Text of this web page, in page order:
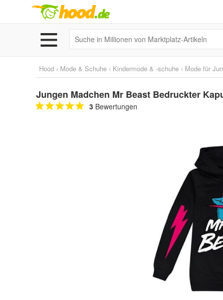
Hood › Mode & Schuhe › Kindermode & -schuhe › Mode für
Jungen Madchen Mr Beast Bedruckter
3 Bewertungen